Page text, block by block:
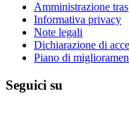
Amministrazione
Informativa privacy
Note legali
Dichiarazione di
Piano di
Seguici su